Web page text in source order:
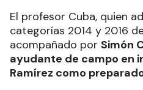
El profesor Cuba, quien
categorías 2014 y 2016
acompañado por Simón
ayudante de campo en
Ramírez como